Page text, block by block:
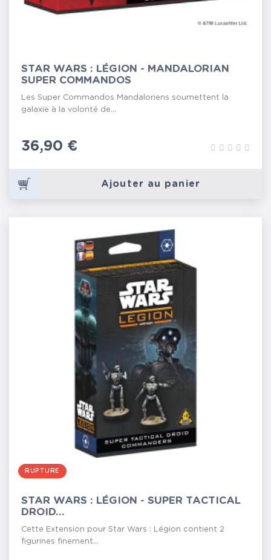
STAR WARS : LÉGION - MANDALORIAN
SUPER COMMANDOS
Les Super Commandos Mandaloriens soumettent la
galaxie à la volonté de...
Prix
36,90 €
Ajouter au panier
RUPTURE
STAR WARS : LÉGION - SUPER TACTICAL
DROID...
Cette Extension pour Star Wars : Légion contient 2
figurines finement...